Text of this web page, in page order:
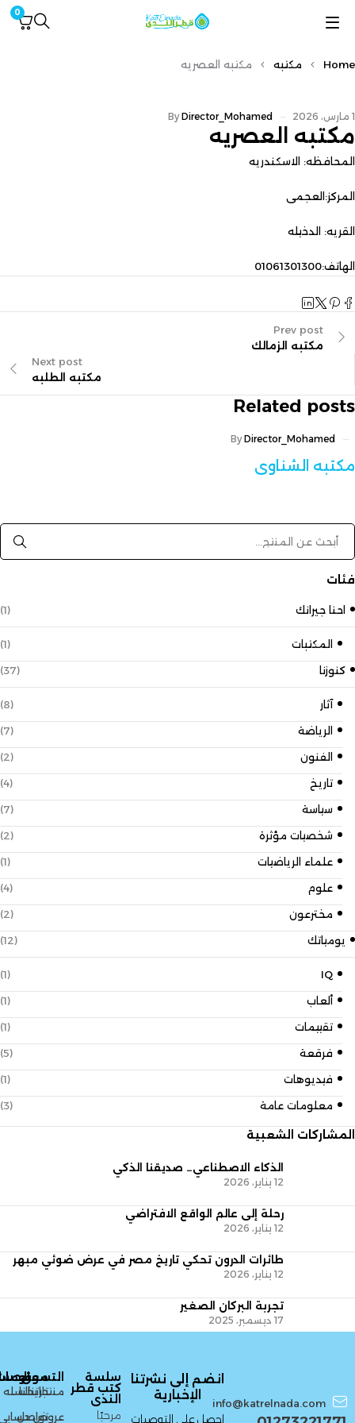
0
Home مكتبه مكتبه العصريه
1 مارس، 2026 By Director_Mohamed
مكتبه العصريه
المحافظه: الاسكندريه
المركز:العجمى
القريه: الدخيله
الهاتف:01061301300
Prev post
مكتبه الزمالك
Next post
مكتبه الطلبه
Related posts
By Director_Mohamed
مكتبه الشناوى
فئات
احنا جيرانك (1)
المكتبات (1)
كنوزنا (37)
آثار (8)
الرياضة (7)
الفنون (2)
تاريخ (4)
سياسة (7)
شخصيات مؤثرة (2)
علماء الرياضيات (1)
علوم (4)
مخترعون (2)
يومياتك (12)
IQ
(1)
ألعاب (1)
تقييمات (1)
فرقعة (5)
فيديوهات (1)
معلومات عامة (3)
المشاركات الشعبية
الذكاء الاصطناعي… صديقنا الذكي
12 يناير، 2026
رحلة إلى عالم الواقع الافتراضي
12 يناير، 2026
طائرات الدرون تحكي تاريخ مصر في عرض ضوئي مبهر
12 يناير، 2026
تجربة البركان الصغير
17 ديسمبر، 2025
انضم إلى نشرتنا
الإخبارية
احصل على التوصيات
info@katrelnada.com
سلسة
كتب قطر
الندى
مرحبًا
التسوق
منتجاتنا
عروض
تاريخنا
تواصل
السله